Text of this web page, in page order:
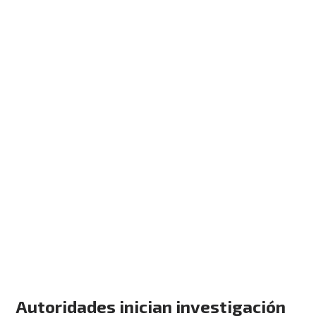
Autoridades inician investigación